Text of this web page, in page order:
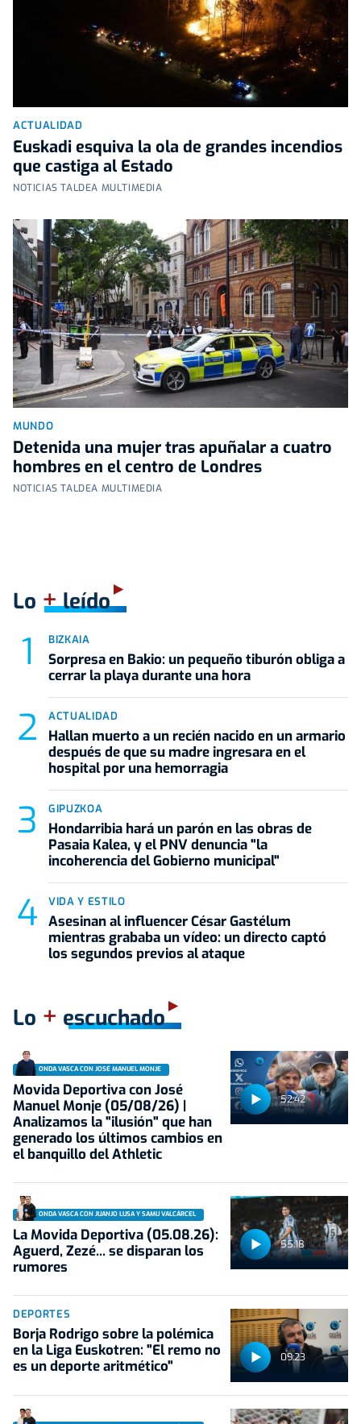
ACTUALIDAD
Euskadi esquiva la ola de grandes incendios
que castiga al Estado
NOTICIAS TALDEA MULTIMEDIA
MUNDO
Detenida una mujer tras apuñalar a cuatro
hombres en el centro de Londres
NOTICIAS TALDEA MULTIMEDIA
Lo +leído
BIZKAIA
Sorpresa en Bakio: un pequeño tiburón obliga a
cerrar la playa durante una hora
ACTUALIDAD
Hallan muerto a un recién nacido en un armario
después de que su madre ingresara en el
hospital por una hemorragia
GIPUZKOA
Hondarribia hará un parón en las obras de
Pasaia Kalea, y el PNV denuncia "la
incoherencia del Gobierno municipal"
VIDA Y ESTILO
Asesinan al influencer César Gastélum
mientras grababa un vídeo: un directo captó
los segundos previos al ataque
Lo + escuchado
52:42
ONDA VASCA CON JOSÉ MANUEL MONJE
Movida Deportiva con José
Manuel Monje (05/08/26) |
Analizamos la "ilusión" que han
generado los últimos cambios en
el banquillo del Athletic
55:18
ONDA VASCA CON JUANJO LUSA Y SAMU VALCÁRCEL
La Movida Deportiva (05.08.26):
Aguerd, Zezé... se disparan los
rumores
09:23
DEPORTES
Borja Rodrigo sobre la polémica
en la Liga Euskotren: "El remo no
es un deporte aritmético"